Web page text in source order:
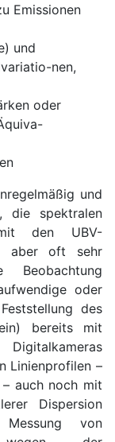
Emissionen
und
nen,
oder
und
die spektralen
den UBV-
aber oft sehr
Beobachtung
oder
des
bereits mit
Digitalkameras
Linienprofilen –
auch noch mit
Dispersion
von